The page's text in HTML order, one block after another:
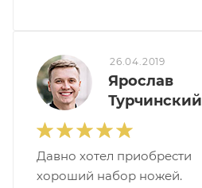
26.04.2019
Ярослав
Турчинский
Давно хотел приобрести
хороший набор ножей.